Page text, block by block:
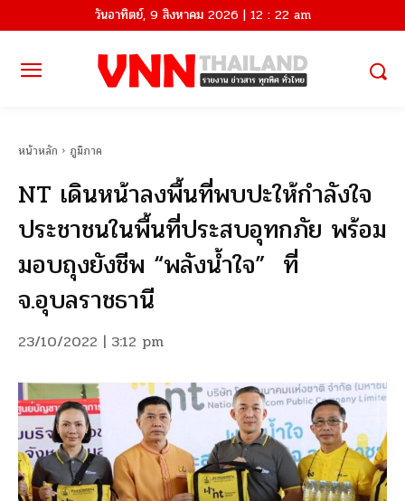
วันอาทิตย์, 9 สิงหาคม 2026 | 12 : 22 am
หน้าหลัก ภูมิภาค
NT เดินหน้าลงพื้นที่พบปะให้กำลังใจ
ประชาชนในพื้นที่ประสบอุทกภัย พร้อม
มอบถุงยังชีพ “พลังน้ำใจ” ที่
จ.อุบลราชธานี
23/10/2022 | 3:12 pm